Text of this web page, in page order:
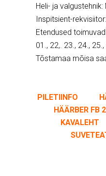
Heli- ja
Inspitsient-
Etendused
01., 22,. 23., 24.,
Tõstamaa mõisa
PILETIINFO
HÄÄRBER FB
KAVALEHT